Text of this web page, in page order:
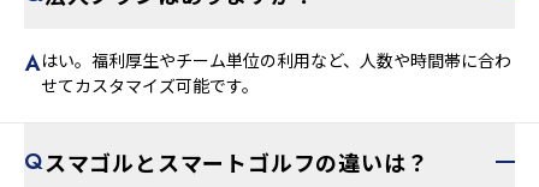
はい。福利厚生やチーム単位の利用など、人数や時間帯に合わ
せてカスタマイズ可能です。
スマゴルとスマートゴルフの違いは？